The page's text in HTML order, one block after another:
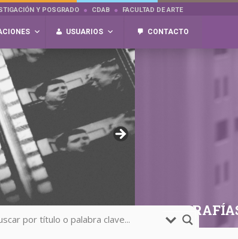
Y POSGRADO CDAB FACULTAD DE ARTE
USUARIOS CONTACTO